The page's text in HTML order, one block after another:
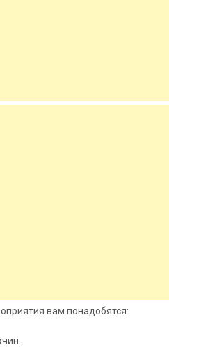
вам понадобятся: